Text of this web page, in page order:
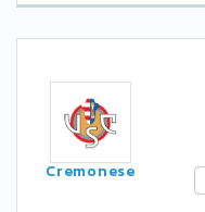
Cremonese